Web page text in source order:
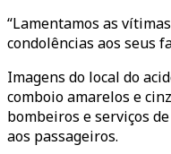
“Lamentamos as
condolências aos seus
Imagens do local do
comboio amarelos e
bombeiros e serviços
aos passageiros.